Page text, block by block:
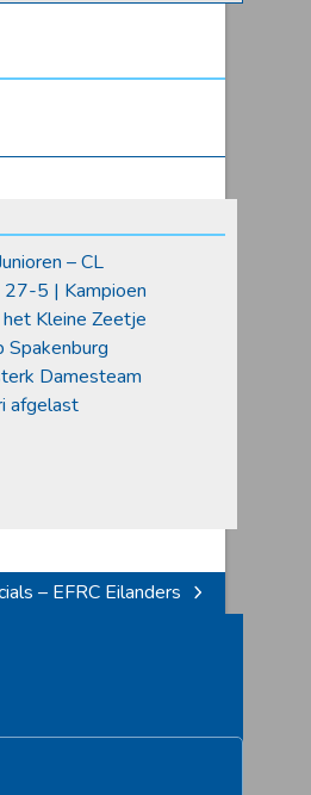
– CL
5 | Kampioen
Kleine Zeetje
Spakenburg
Damesteam
afgelast
– EFRC Eilanders